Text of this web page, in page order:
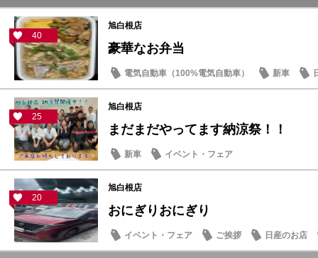
40
旭白根店
豪華なお弁当
電気自動車（100%電気自動車） 新車
25
旭白根店
まだまだやってます納涼祭！！
新車 イベント・フェア
20
旭白根店
おにぎりおにぎり
イベント・フェア ご挨拶 日産のお店